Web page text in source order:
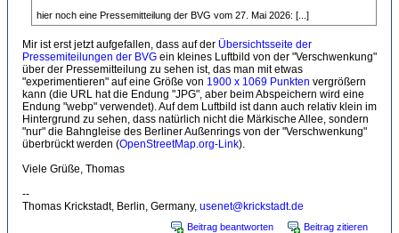
hier noch eine Pressemitteilung der BVG vom 27. Mai 2026: [...]
Mir ist erst jetzt aufgefallen, dass auf der Übersichtsseite der
Pressemiteilungen der BVG ein kleines Luftbild von der "Verschwenkung"
über der Pressemitteilung zu sehen ist, das man mit etwas
"experimentieren" auf eine Größe von 1900 x 1069 Punkten vergrößern
kann (die URL hat die Endung "JPG", aber beim Abspeichern wird eine
Endung "webp" verwendet). Auf dem Luftbild ist dann auch relativ klein im
Hintergrund zu sehen, dass natürlich nicht die Märkische Allee, sondern
"nur" die Bahngleise des Berliner Außenrings von der "Verschwenkung"
überbrückt werden (OpenStreetMap.org-Link).
Viele Grüße, Thomas
--
Thomas Krickstadt, Berlin, Germany, usenet@krickstadt.de
Beitrag beantworten Beitrag zitieren